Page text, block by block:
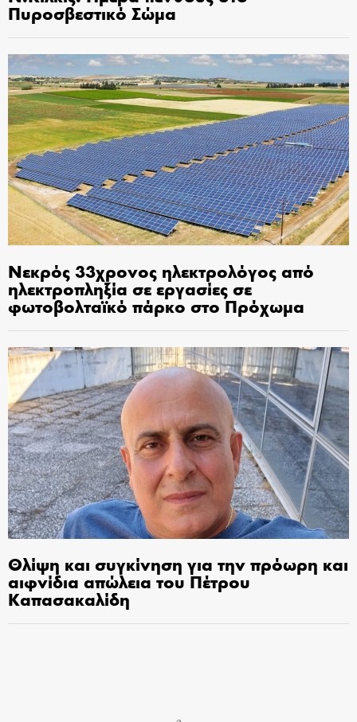
Πυροσβεστικό Σώμα
Νεκρός 33χρονος ηλεκτρολόγος από
ηλεκτροπληξία σε εργασίες σε
φωτοβολταϊκό πάρκο στο Πρόχωμα
Θλίψη και συγκίνηση για την πρόωρη και
αιφνίδια απώλεια του Πέτρου
Καπασακαλίδη